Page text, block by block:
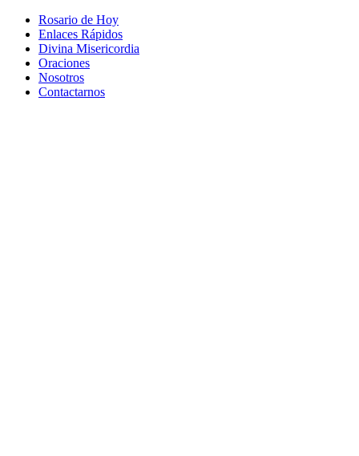
Rosario de Hoy
Enlaces Rápidos
Divina Misericordia
Oraciones
Nosotros
Contactarnos